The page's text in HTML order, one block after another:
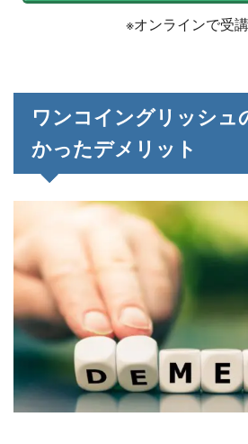
※オンラインで受
ワンコイングリッシュ
かったデメリット